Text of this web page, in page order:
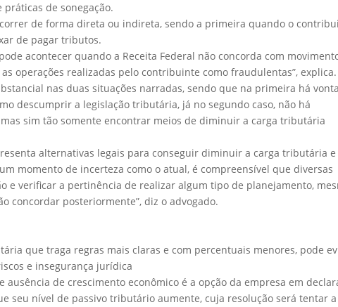
de sonegação.
de forma direta ou indireta, sendo a primeira quando o
de pagar tributos.
acontecer quando a Receita Federal não concorda com
operações realizadas pelo contribuinte como fraudulentas”, explica.
nas duas situações narradas, sendo que na primeira há
descumprir a legislação tributária, já no segundo caso, não há
sim tão somente encontrar meios de diminuir a carga tributária
alternativas legais para conseguir diminuir a carga tributária
momento de incerteza como o atual, é compreensível que diversas
e verificar a pertinência de realizar algum tipo de planejamento,
concordar posteriormente”, diz o advogado.
que traga regras mais claras e com percentuais menores, pode
e insegurança jurídica
de crescimento econômico é a opção da empresa em
seu nível de passivo tributário aumente, cuja resolução será tentar a